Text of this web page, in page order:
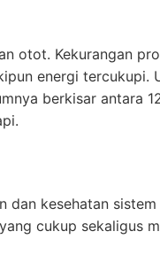
otot. Kekurangan
energi tercukupi.
berkisar antara
dan kesehatan sistem
cukup sekaligus